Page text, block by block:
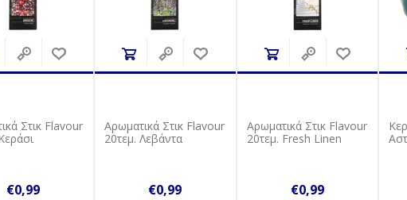
Στικ Flavour
€0,99
Αρωματικά Στικ Flavour
20τεμ. Λεβάντα
€0,99
Αρωματικά Στικ Flavour
20τεμ. Fresh Linen
€0,99